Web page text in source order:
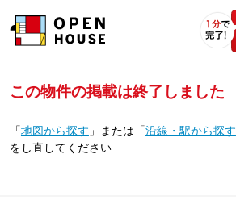
この物件の掲載は終了しました
「地図から探す 」 または 「沿線・駅から探す
をし直してください